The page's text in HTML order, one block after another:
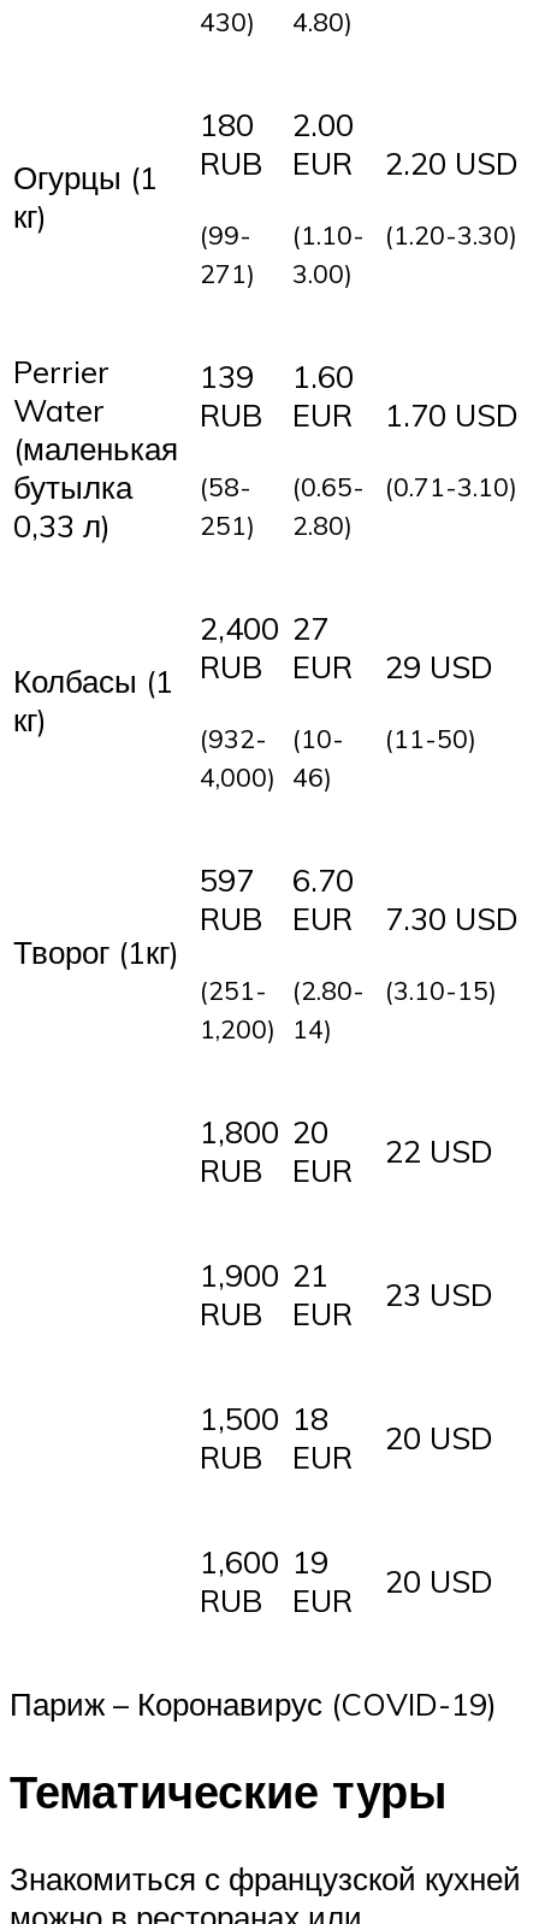
430)
4.80)
Огурцы (1
кг)
180
RUB
(99-
271)
2.00
EUR
(1.10-
3.00)
2.20 USD
(1.20-3.30)
Perrier
Water
(маленькая
бутылка
0,33 л)
139
RUB
(58-
251)
1.60
EUR
(0.65-
2.80)
1.70 USD
(0.71-3.10)
Колбасы (1
кг)
2,400
RUB
(932-
4,000)
27
EUR
(10-
46)
29 USD
(11-50)
Творог (1кг)
597
RUB
(251-
1,200)
6.70
EUR
(2.80-
14)
7.30 USD
(3.10-15)
1,800
RUB
20
EUR
22 USD
1,900
RUB
21
EUR
23 USD
1,500
RUB
18
EUR
20 USD
1,600
RUB
19
EUR
20 USD
Париж – Коронавирус (COVID-19)
Тематические туры
Знакомиться с французской кухней